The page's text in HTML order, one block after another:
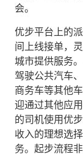
会。
优步平台上的
间上线接单，
城市提供服务
驾驶公共汽车
商务车等其他
迎通过其他应
的司机使用优
收入的理想选
务。起步流程非